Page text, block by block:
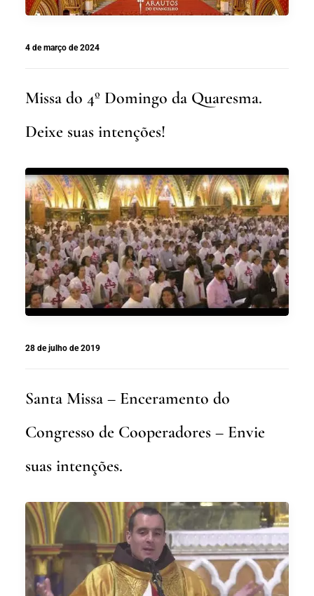
4 de março de 2024
Missa do 4º Domingo da Quaresma.
Deixe suas intenções!
28 de julho de 2019
Santa Missa – Enceramento do
Congresso de Cooperadores – Envie
suas intenções.